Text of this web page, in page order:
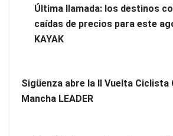
conectando lonjas con establecimientos
Última llamada: los destinos
caídas de precios para este
KAYAK
Sigüenza abre la II Vuelta Ciclista
Mancha LEADER